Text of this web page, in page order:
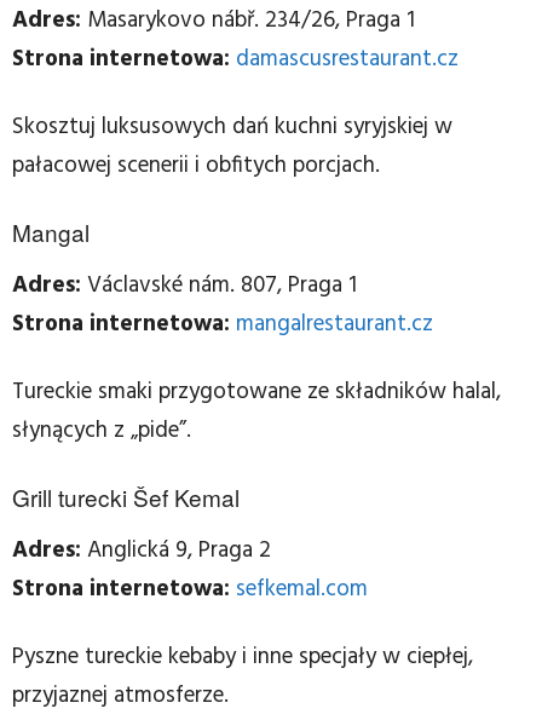
Adres: Masarykovo nábř. 234/26, Praga 1
Strona internetowa: damascusrestaurant.cz
Skosztuj luksusowych dań kuchni syryjskiej w
pałacowej scenerii i obfitych porcjach.
Mangal
Adres: Václavské nám. 807, Praga 1
Strona internetowa: mangalrestaurant.cz
Tureckie smaki przygotowane ze składników halal,
słynących z „pide”.
Grill turecki Šef Kemal
Adres: Anglická 9, Praga 2
Strona internetowa: sefkemal.com
Pyszne tureckie kebaby i inne specjały w ciepłej,
przyjaznej atmosferze.